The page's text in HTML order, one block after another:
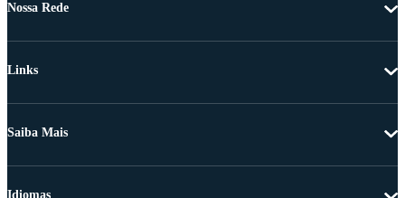
Nossa Rede
Links
Saiba Mais
Idiomas